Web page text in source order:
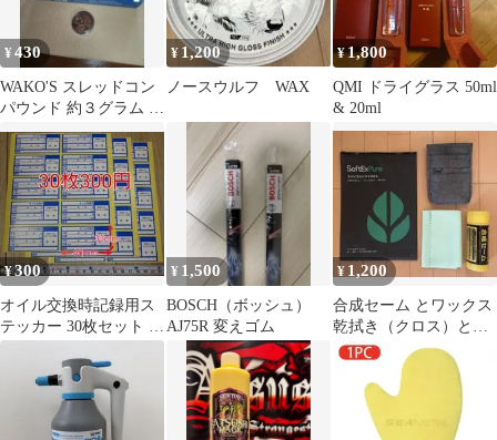
¥430
WAKO'S スレッドコン
パウンド 約３グラム 使
い切りサイズ ワコー
ズ
¥ 1,200
ノースウルフ WAX
¥1,800
QMI ドライグラス 50ml
& 20ml
¥300
オイル交換時記録用ス
テッカー 30枚セット ユ
¥ 1,500
BOSCH（ボッシュ）
AJ75R 変えゴム
¥ 1,200
合成セーム とワックス
乾拭き（クロス）と腰
道具小物入れとジッパ
ー付き空袋セット